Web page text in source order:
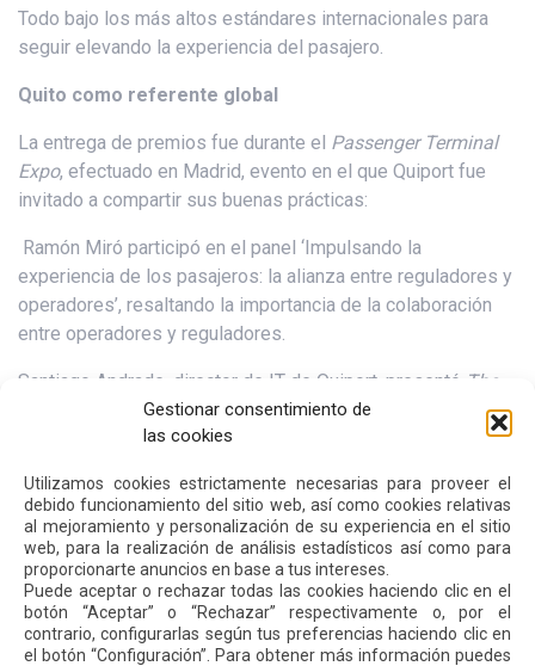
Gestionar consentimiento de
las cookies
Utilizamos cookies estrictamente necesarias para proveer el
debido funcionamiento del sitio web, así como cookies relativas
al mejoramiento y personalización de su experiencia en el sitio
web, para la realización de análisis estadísticos así como para
proporcionarte anuncios en base a tus intereses.
Puede aceptar o rechazar todas las cookies haciendo clic en el
botón “Aceptar” o “Rechazar” respectivamente o, por el
contrario, configurarlas según tus preferencias haciendo clic en
el botón “Configuración”. Para obtener más información puedes
Todo bajo los más altos estándares internacionales para
seguir elevando la experiencia del pasajero.
Quito como referente global
La entrega de premios fue durante el Passenger Terminal
Expo, efectuado en Madrid, evento en el que Quiport fue
invitado a compartir sus buenas prácticas:
Ramón Miró participó en el panel ‘Impulsando la
experiencia de los pasajeros: la alianza entre reguladores y
operadores’, resaltando la importancia de la colaboración
entre operadores y reguladores.
Santiago Andrade, director de IT de Quiport, presentó The
Quito Experience, mostrando cómo la tecnología y el
análisis de datos permiten optimizar y gestionar
Este logro es motivo de orgullo para toda la ciudad y el
país.
Conozca la lista de ganadores en el siguiente
enlace:
The World’s Best Regional Airports 2025 |
SKYTRAX